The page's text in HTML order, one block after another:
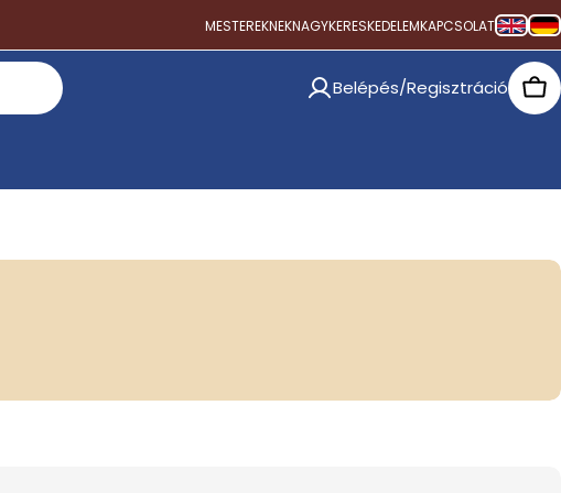
MESTEREKNEKNAGYKERESKEDELEMKAPCSOLAT
Belépés/Regisztráció